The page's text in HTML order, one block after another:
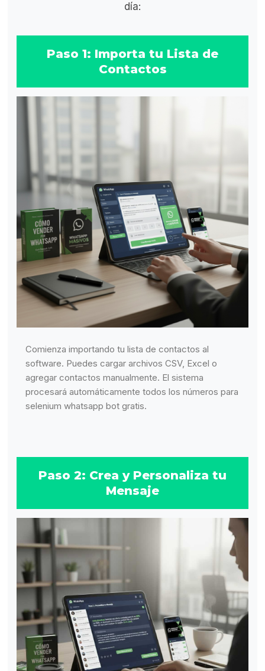
día:
Paso 1: Importa tu Lista de
Contactos
Comienza importando tu lista de contactos al
software. Puedes cargar archivos CSV, Excel o
agregar contactos manualmente. El sistema
procesará automáticamente todos los números para
selenium whatsapp bot gratis.
Paso 2: Crea y Personaliza tu
Mensaje